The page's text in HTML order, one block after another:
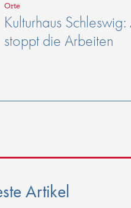
Orte
Kulturhaus
stoppt die Arbeiten
Artikel